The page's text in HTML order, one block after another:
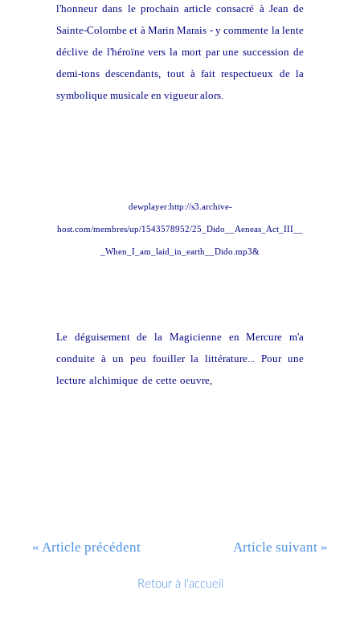
l'honneur dans le prochain article consacré à Jean de
Sainte-Colombe et à Marin Marais - y commente la lente
déclive de l'héroïne vers la mort par une succession de
demi-tons descendants, tout à fait respectueux de la
symbolique musicale en vigueur alors.
dewplayer:http://s3.archive-
host.com/membres/up/1543578952/25_Dido__Aeneas_Act_III__
_When_I_am_laid_in_earth__Dido.mp3&
Le déguisement de la Magicienne en Mercure m'a
conduite à un peu fouiller la littérature... Pour une
lecture alchimique de cette oeuvre,
« Article précédent Article suivant »
Retour à l'accueil